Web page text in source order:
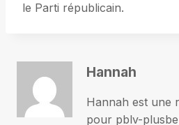
le Parti républicain.
Hannah
Hannah est une
pour pblv-